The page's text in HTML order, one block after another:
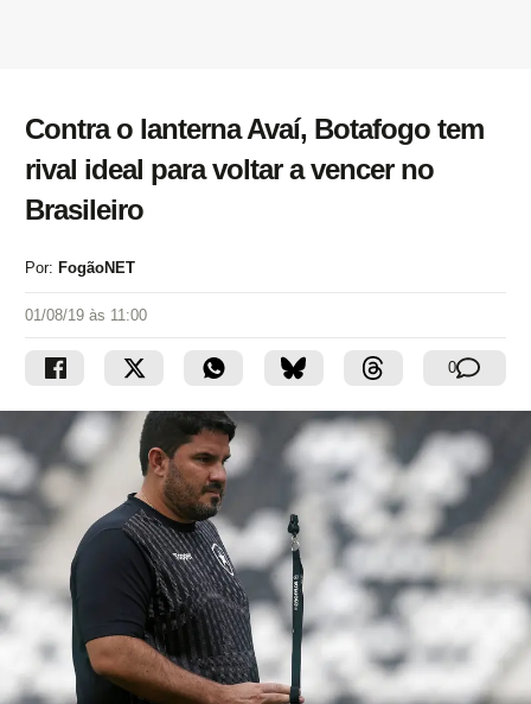
Contra o lanterna Avaí, Botafogo tem
rival ideal para voltar a vencer no
Brasileiro
Por: FogãoNET
01/08/19 às 11:00
0